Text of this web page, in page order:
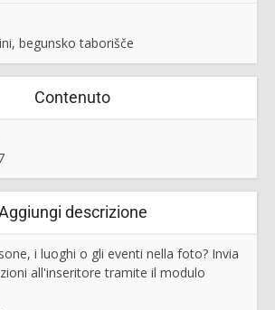
begunsko taborišče
Contenuto
descrizione
i luoghi o gli eventi nella foto? Invia
all'inseritore tramite il modulo